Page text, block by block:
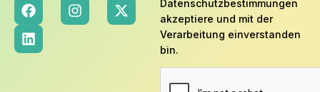
Datenschutzbestimmungen
akzeptiere und mit der
Verarbeitung einverstanden
bin.